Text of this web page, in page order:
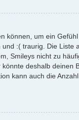
können, um ein
:( traurig. Die Liste
Smileys nicht zu
deshalb deinen
kann auch die